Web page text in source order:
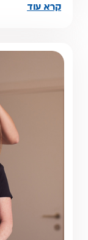
קרא עוד